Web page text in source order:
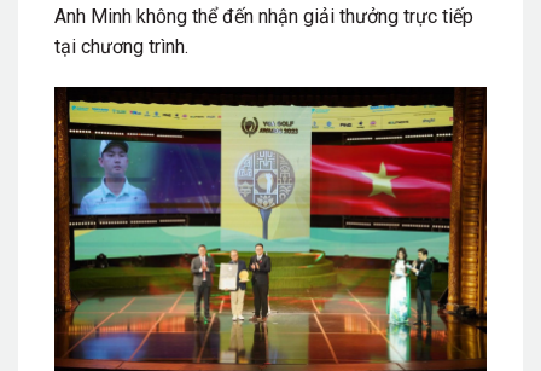
Anh Minh không thể đến nhận giải thưởng trực tiếp
tại chương trình.